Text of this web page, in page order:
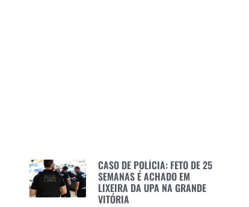
CASO DE POLÍCIA: FETO DE 25
SEMANAS É ACHADO EM
LIXEIRA DA UPA NA GRANDE
VITÓRIA